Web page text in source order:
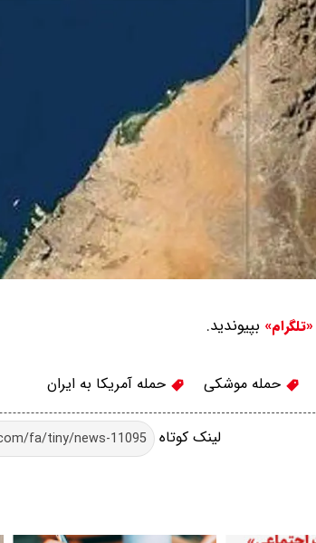
«تلگرام» بپیوندید.
حمله موشکی حمله آمریکا به ایران
لینک کوتاه